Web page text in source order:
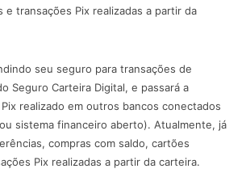
e transações Pix realizadas a partir da
seu seguro para transações de
Seguro Carteira Digital, e passará a
realizado em outros bancos conectados
sistema financeiro aberto). Atualmente, já
compras com saldo, cartões
Pix realizadas a partir da carteira.